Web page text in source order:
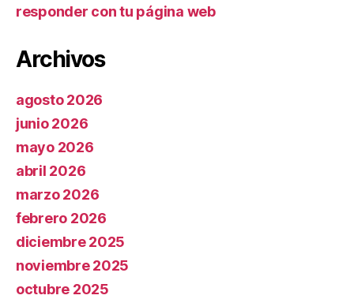
responder con tu página web
Archivos
agosto 2026
junio 2026
mayo 2026
abril 2026
marzo 2026
febrero 2026
diciembre 2025
noviembre 2025
octubre 2025